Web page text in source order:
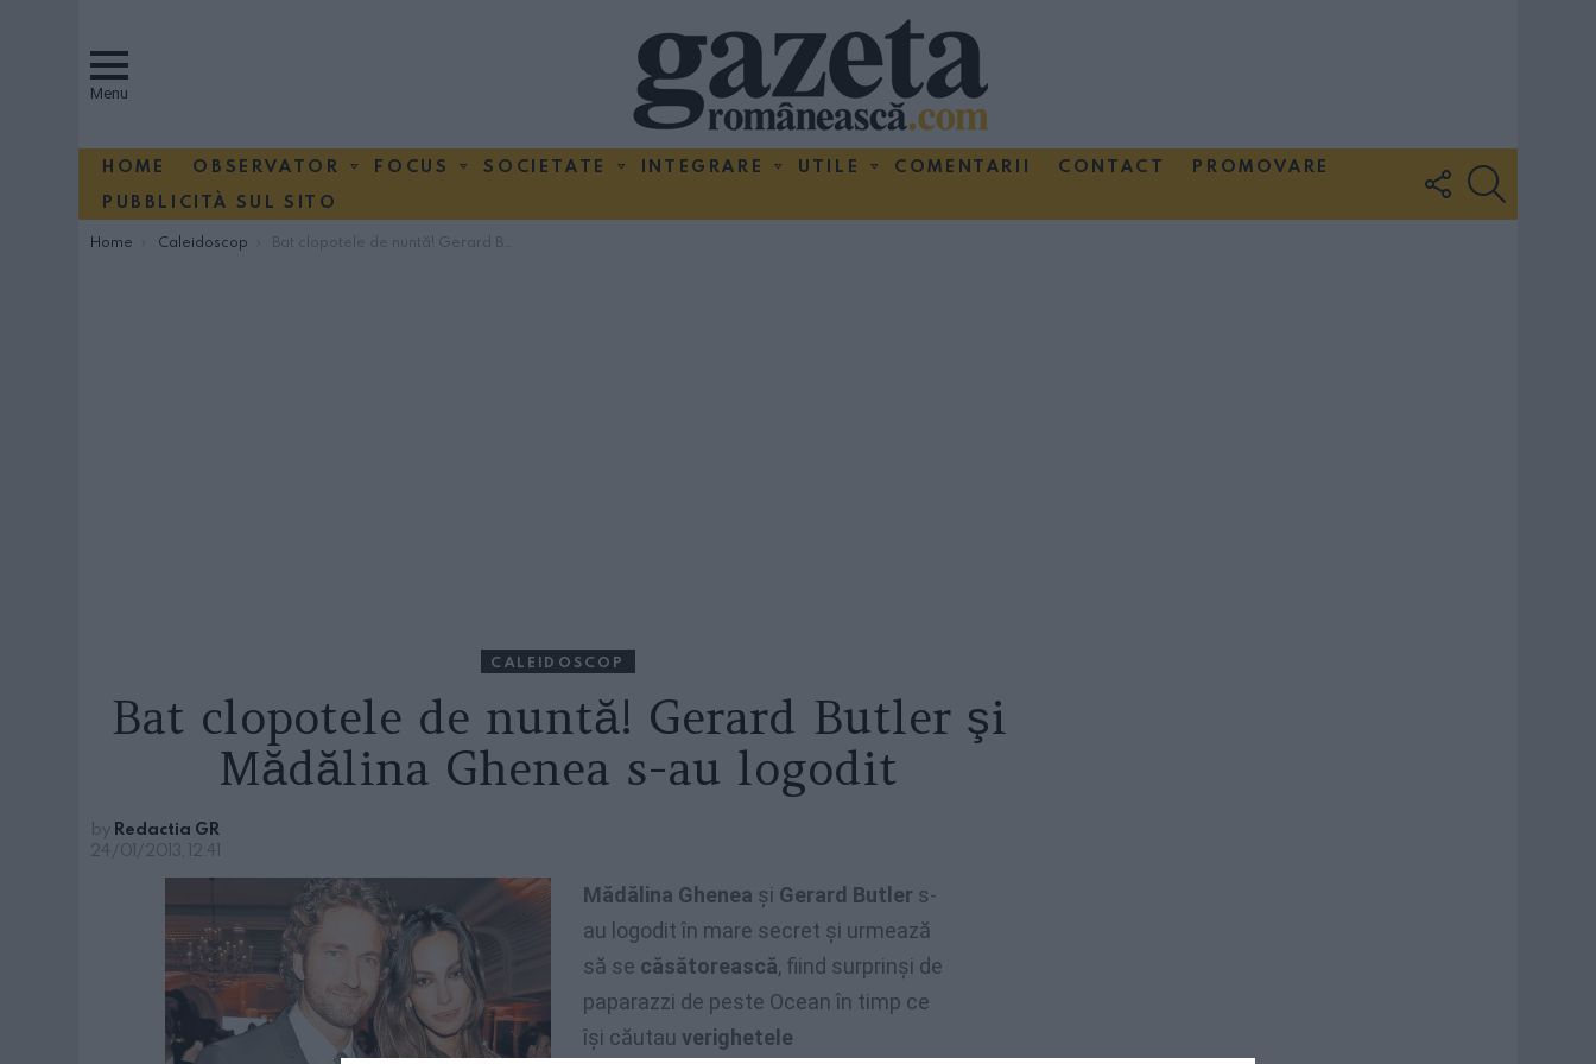
Menu
HOME OBSERVATOR FOCUS SOCIETATE INTEGRARE UTILE COMENTARII CONTACT
PROMOVARE
PUBBLICITÀ SUL SITO
FOLLOW
US
You are here:
Home Caleidoscop Bat clopotele de nuntă! Gerard Butler şi Mădălina Ghenea s-au logodit
CALEIDOSCOP
Bat clopotele de nuntă! Gerard Butler şi
Mădălina Ghenea s-au logodit
by Redactia GR
24/01/2013, 12:41
Mădălina Ghenea şi Gerard Butler s-
au logodit în mare secret şi urmează
să se căsătorească, fiind surprinşi de
paparazzi de peste Ocean în timp ce
îşi căutau verighetele